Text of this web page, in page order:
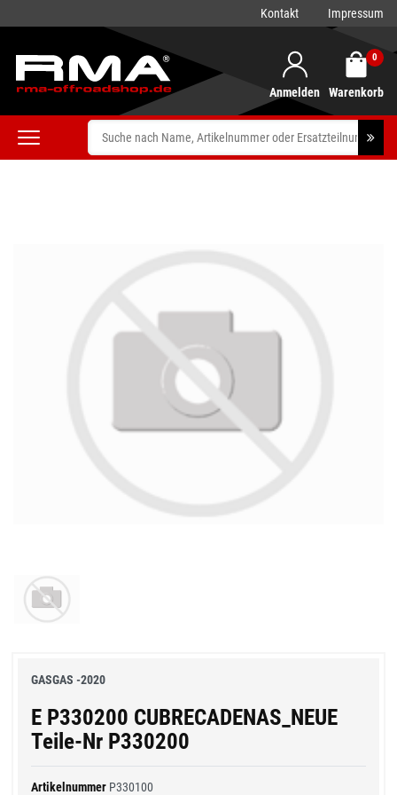
Kontakt Impressum
Anmelden
0
Warenkorb
GASGAS -2020
E P330200 CUBRECADENAS_NEUE
Teile-Nr P330200
Artikelnummer P330100